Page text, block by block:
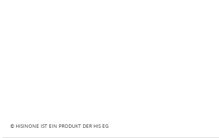
© HISINONE IST EIN PRODUKT DER HIS EG